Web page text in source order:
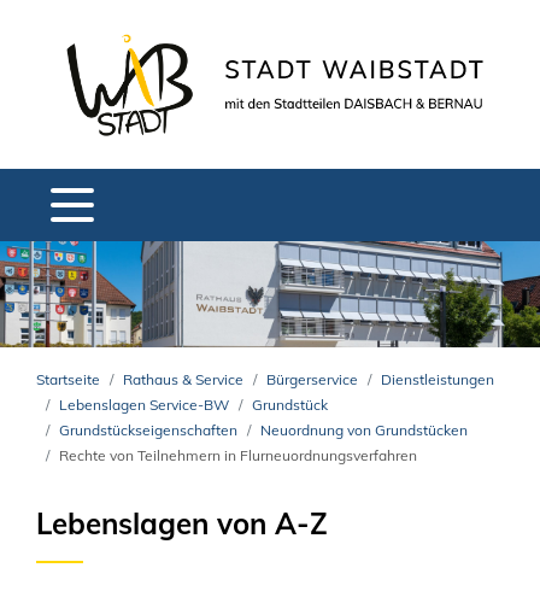
Startseite Rathaus & Service Bürgerservice
Dienstleistungen
Lebenslagen Service-BW
Grundstück
Grundstückseigenschaften
Neuordnung von Grundstücken
Rechte von Teilnehmern in Flurneuordnungsverfahren
Lebenslagen von A-Z